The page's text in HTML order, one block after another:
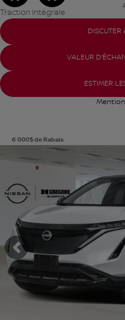
Traction intégrale
DISCUTER
VALEUR
ESTIMER
6 000$de Rabais
Afficher 8 images en plus
Précédent